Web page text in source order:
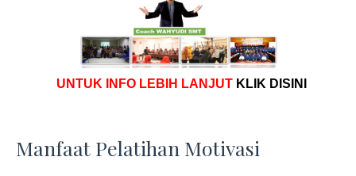
UNTUK INFO LEBIH LANJUT KLIK DISINI
Manfaat Pelatihan Motivasi